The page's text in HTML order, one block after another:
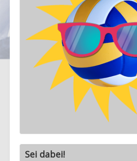
Sei dabei!